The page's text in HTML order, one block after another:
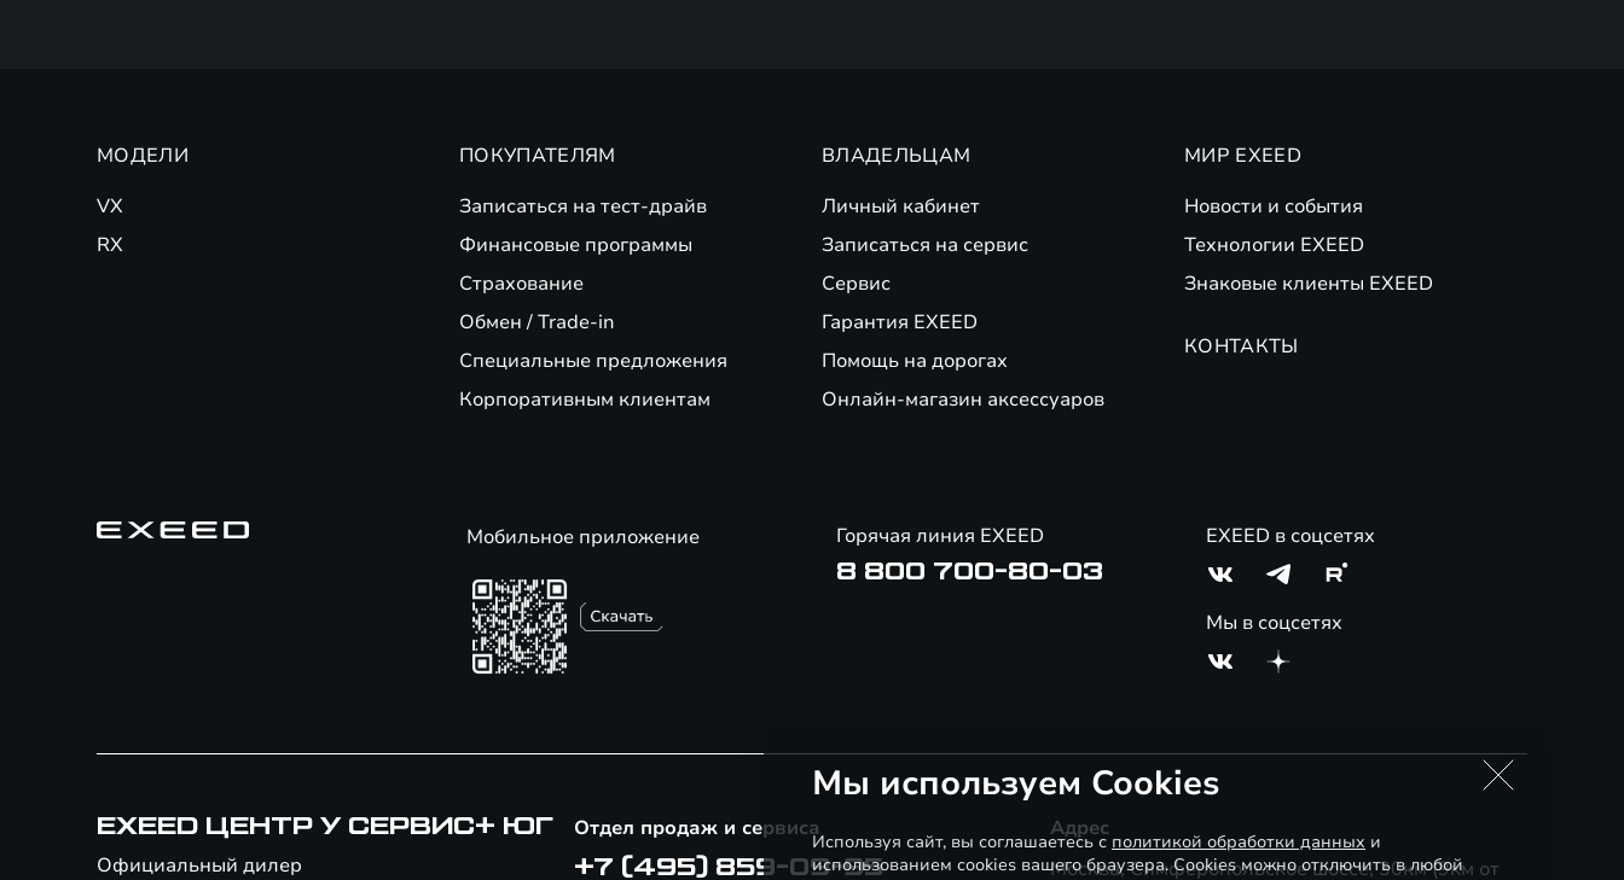
МОДЕЛИ
VX
RX
ПОКУПАТЕЛЯМ
Записаться на тест-драйв
Финансовые программы
Страхование
Обмен / Trade-in
Специальные предложения
Корпоративным клиентам
ВЛАДЕЛЬЦАМ
Личный кабинет
Записаться на сервис
Сервис
Гарантия EXEED
Помощь на дорогах
Онлайн-магазин аксессуаров
МИР EXEED
Новости и события
Технологии EXEED
Знаковые клиенты EXEED
КОНТАКТЫ
Мобильное приложение Горячая линия EXEED
8 800 700-80-03
EXEED в соцсетях
Мы в соцсетях
EXEED ЦЕНТР У СЕРВИС+ ЮГ
Официальный дилер
Отдел продаж и сервиса
+7 (495) 859-09-95
Адрес
Москва, Симферопольское шоссе, 30км (9км от
Мы используем Cookies
Используя сайт, вы соглашаетесь с политикой обработки данных и
использованием cookies вашего браузера. Cookies можно отключить в любой